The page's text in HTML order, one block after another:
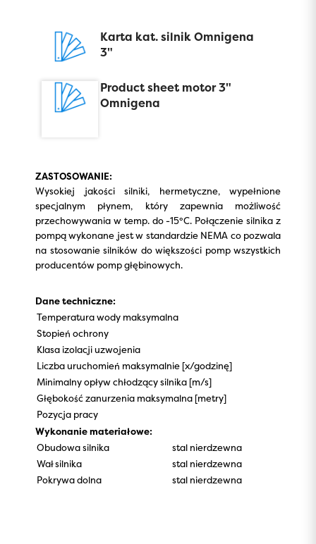
Karta kat. silnik Omnigena
3"
Product sheet motor 3"
Omnigena
ZASTOSOWANIE:
Wysokiej jakości silniki, hermetyczne, wypełnione
specjalnym płynem, który zapewnia możliwość
przechowywania w temp. do -15°C. Połączenie silnika z
pompą wykonane jest w standardzie NEMA co pozwala
na stosowanie silników do większości pomp wszystkich
producentów pomp głębinowych.
Dane techniczne:
Temperatura wody maksymalna
Stopień ochrony
Klasa izolacji uzwojenia
Liczba uruchomień maksymalnie [x/godzinę]
Minimalny opływ chłodzący silnika [m/s]
Głębokość zanurzenia maksymalna [metry]
Pozycja pracy
Wykonanie materiałowe:
Obudowa silnika
stal nierdzewna
Wał silnika
stal nierdzewna
Pokrywa dolna
stal nierdzewna